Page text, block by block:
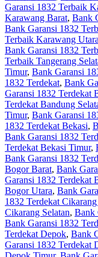
Garansi 1832 Terbaik
Karawang Barat, Bank
Bank Garansi 1832
Terbaik Karawang Utara
Bank Garansi 1832
Terbaik Tangerang
Timur, Bank Garansi
1832 Terdekat, Bank
Garansi 1832 Terdekat
Terdekat Bandung
Timur, Bank Garansi
1832 Terdekat Bekasi,
Bank Garansi 1832
Terdekat Bekasi Timur,
Bank Garansi 1832
Bogor Barat, Bank
Garansi 1832 Terdekat
Bogor Utara, Bank
1832 Terdekat
Cikarang Selatan, Bank
Bank Garansi 1832
Terdekat Depok, Bank
Garansi 1832 Terdekat